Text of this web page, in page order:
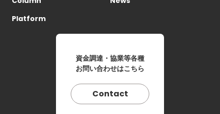
Platform
資金調達・協業等各種
お問い合わせはこちら
Contact